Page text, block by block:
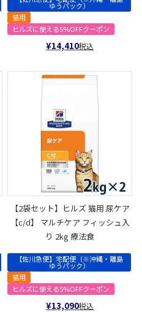
ゆうパック）
猫用
ヒルズに使える5%OFFクーポン
¥14,410税込
【2袋セット】ヒルズ 猫用 尿ケア
【c/d】 マルチケア フィッシュ入
り 2kg 療法食
【佐川急便】宅配便（※沖縄・離島
ゆうパック）
猫用
ヒルズに使える5%OFFクーポン
¥13,090税込